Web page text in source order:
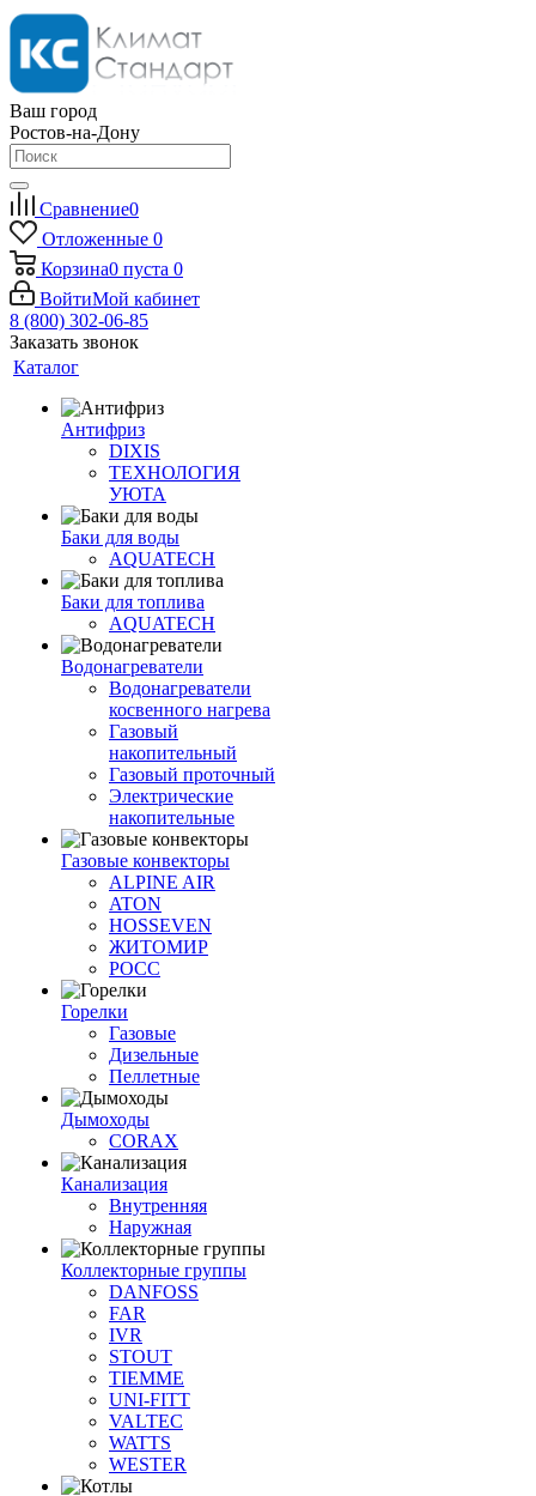
Ваш город
Ростов-на-Дону
Сравнение0
Отложенные 0
Корзина0 пуста 0
ВойтиМой кабинет
8 (800) 302-06-85
Заказать звонок
Каталог
Антифриз
DIXIS
ТЕХНОЛОГИЯ
УЮТА
Баки для воды
AQUATECH
Баки для топлива
AQUATECH
Водонагреватели
Водонагреватели
косвенного нагрева
Газовый
накопительный
Газовый проточный
Электрические
накопительные
Газовые конвекторы
ALPINE AIR
ATON
HOSSEVEN
ЖИТОМИР
РОСС
Горелки
Газовые
Дизельные
Пеллетные
Дымоходы
CORAX
Канализация
Внутренняя
Наружная
Коллекторные группы
DANFOSS
FAR
IVR
STOUT
TIEMME
UNI-FITT
VALTEC
WATTS
WESTER